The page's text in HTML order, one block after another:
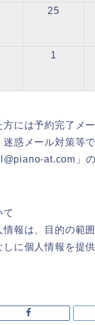
25
1
には予約完了メ
惑メール対策等
at.com」
て
報は、目的の範
に個人情報を提